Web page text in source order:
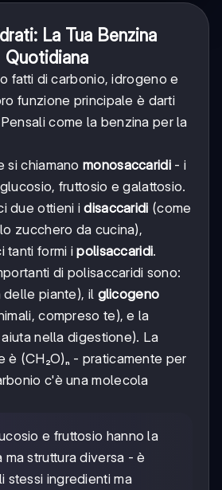
La Tua Benzina
Quotidiana
fatti di carbonio, idrogeno e
funzione principale è darti
come la benzina per la
si chiamano monosaccaridi- i
fruttosio e galattosio.
due ottieni idisaccaridi (come
zucchero da cucina),
tanti formi ipolisaccaridi.
di polisaccaridi sono:
delle piante), il glicogeno
compreso te), e la
nella digestione). La
è (CH₂O)ₙ - praticamente per
c'è una molecola
e fruttosio hanno la
ma struttura diversa - è
stessi ingredienti ma